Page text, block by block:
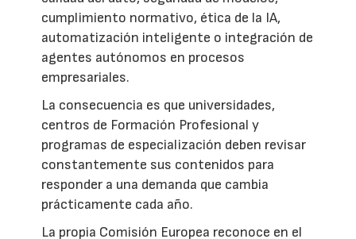
cumplimiento normativo, ética de la IA,
automatización inteligente o integración de
agentes autónomos en procesos
empresariales.
La consecuencia es que universidades,
centros de Formación Profesional y
programas de especialización deben revisar
constantemente sus contenidos para
responder a una demanda que cambia
prácticamente cada año.
La propia Comisión Europea reconoce en el